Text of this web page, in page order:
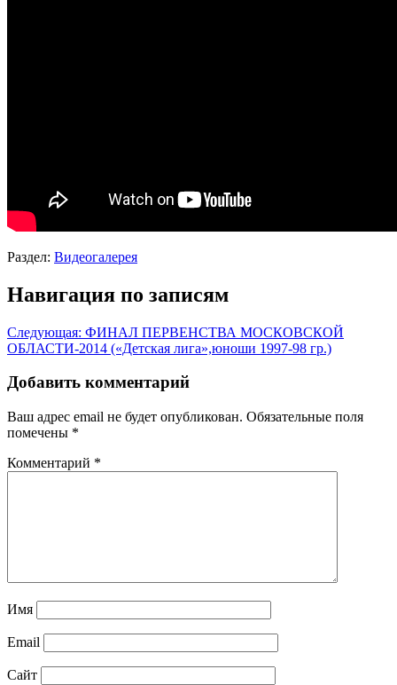
Раздел: Видеогалерея
Навигация по записям
Следующая: ФИНАЛ ПЕРВЕНСТВА МОСКОВСКОЙ
ОБЛАСТИ-2014 («Детская лига»,юноши 1997-98 гр.)
Добавить комментарий
Ваш адрес email не будет опубликован. Обязательные поля
помечены *
Комментарий *
Имя
Email
Сайт